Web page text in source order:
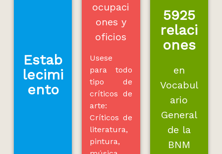
Estab
lecimi
ento
ocupaci
ones y
oficios
Usese
para todo
tipo de
críticos de
arte:
Críticos de
literatura,
pintura,
5925
relaci
ones
en
Vocabul
ario
General
de la
BNM